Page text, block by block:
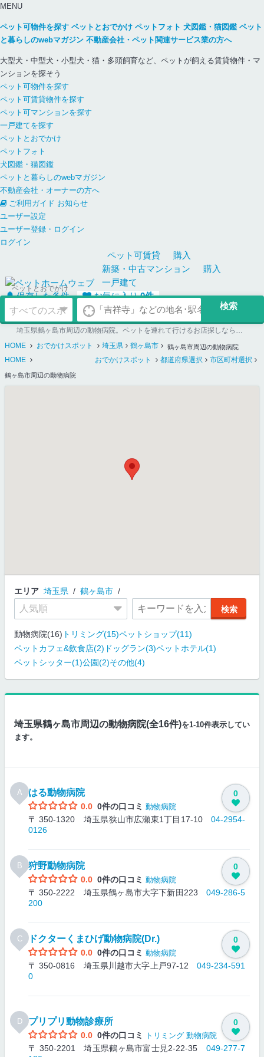
MENU
ペット可物件を探す ペットとおでかけ ペットフォト 犬図鑑・猫図鑑 ペット
と暮らしのwebマガジン 不動産会社・ペット関連サービス業の方へ
大型犬・中型犬・小型犬・猫・多頭飼育など、ペットが飼える賃貸物件・マ
ンションを探そう
ペット可物件を探す
ペット可賃貸物件を探す
ペット可マンションを探す
一戸建てを探す
ペットとおでかけ
ペットフォト
犬図鑑・猫図鑑
ペットと暮らしのwebマガジン
不動産会社・オーナーの方へ
ご利用ガイド お知らせ
ユーザー設定
ユーザー登録・ログイン
ログイン
ペット可賃貸
購入
新築・中古マンション
購入
一戸建て
保存した条件
お気に入り0件
ペットとおでかけ
埼玉県鶴ヶ島市周辺の動物病院。ペットを連れて行けるお店探しならペットホームウェブ
HOME
おでかけスポット 埼玉県 鶴ヶ島市 鶴ヶ島市周辺の動物病院
HOME おでかけスポット 都道府県選択 市区町村選択
鶴ヶ島市周辺の動物病院
エリア 埼玉県 鶴ヶ島市
動物病院(16) トリミング(15)ペットショップ(11)
ペットカフェ&飲食店(2) ドッグラン(3)ペットホテル(1)
ペットシッター(1)公園(2)その他(4)
埼玉県鶴ヶ島市周辺の動物病院(全16件)を1-10件表示してい
ます。
A はる動物病院
0.0 0件の口コミ 動物病院
〒 350-1320 埼玉県狭山市広瀬東1丁目17-10 04-2954-
0126
0
B 狩野動物病院
0.0 0件の口コミ 動物病院
〒 350-2222 埼玉県鶴ヶ島市大字下新田223 049-286-5
200
0
C ドクターくまひげ動物病院(Dr.)
0.0 0件の口コミ 動物病院
〒 350-0816 埼玉県川越市大字上戸97-12 049-234-591
0
0
D プリプリ動物診療所
0.0 0件の口コミ トリミング 動物病院
〒 350-2201 埼玉県鶴ヶ島市富士見2-22-35 049-277-7
0